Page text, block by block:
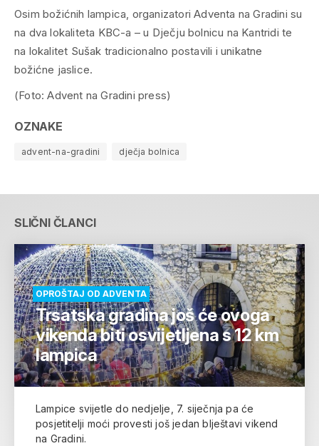
Osim božićnih lampica, organizatori Adventa na Gradini su
na dva lokaliteta KBC-a – u Dječju bolnicu na Kantridi te
na lokalitet Sušak tradicionalno postavili i unikatne
božićne jaslice.
(Foto: Advent na Gradini press)
OZNAKE
advent-na-gradini dječja bolnica
SLIČNI ČLANCI
OPROŠTAJ OD ADVENTA
Trsatska gradina još će ovoga
vikenda biti osvijetljena s 12 km
lampica
Lampice svijetle do nedjelje, 7. siječnja pa će
posjetitelji moći provesti još jedan blještavi vikend
na Gradini.